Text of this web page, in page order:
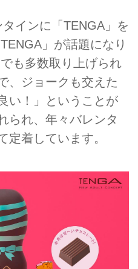
インに「TENGA」を
」が話題になり
も多数取り上げられ
、ジョークも交えた
い！」ということが
られ、年々バレンタ
定着しています。